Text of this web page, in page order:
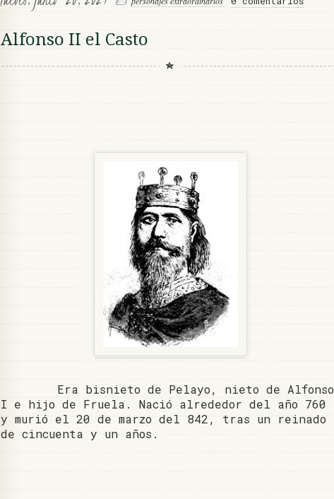
Alfonso II el Casto
Era bisnieto de Pelayo, nieto de Alfonso
I e hijo de Fruela. Nació alrededor del año 760
y murió el 20 de marzo del 842, tras un reinado
de cincuenta y un años.